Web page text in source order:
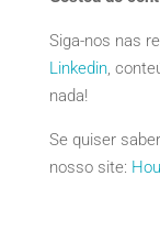
Siga-nos nas
Linkedin,
nada!
Se quiser
nosso site: